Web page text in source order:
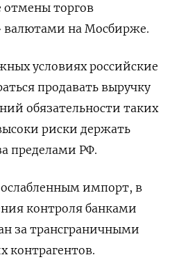
торгов
на Мосбирже.
условиях российские
продавать выручку
обязательности таких
риски держать
пределами РФ.
ослабленным импорт, в
контроля банками
за транcграничными
контрагентов.